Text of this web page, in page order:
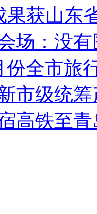
果获山东
场：没有
份全市旅
市级统
高铁至